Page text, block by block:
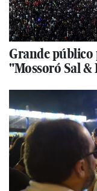
Grande público
"Mossoró Sal &